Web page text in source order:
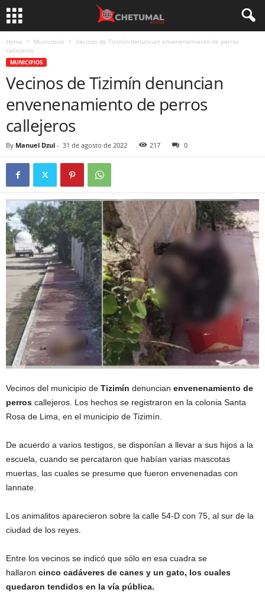
Home Municipios
Vecinos de Tizimín denuncian envenenamiento de perros
callejeros
MUNICIPIOS
Vecinos de Tizimín denuncian
envenenamiento de perros
callejeros
By Manuel Dzul - 31 de agosto de 2022 217 0
Vecinos del municipio de Tizimín denuncian envenenamiento de
perros callejeros. Los hechos se registraron en la colonia Santa
Rosa de Lima, en el municipio de Tizimín.
De acuerdo a varios testigos, se disponían a llevar a sus hijos a la
escuela, cuando se percataron que habían varias mascotas
muertas, las cuales se presume que fueron envenenadas con
lannate.
Los animalitos aparecieron sobre la calle 54-D con 75, al sur de la
ciudad de los reyes.
Entre los vecinos se indicó que sólo en esa cuadra se
hallaron cinco cadáveres de canes y un gato, los cuales
quedaron tendidos en la vía pública.